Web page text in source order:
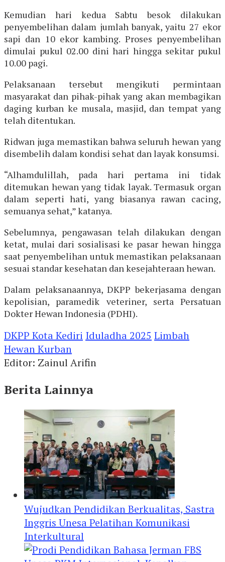
Kemudian hari kedua Sabtu besok dilakukan
penyembelihan dalam jumlah banyak, yaitu 27 ekor
sapi dan 10 ekor kambing. Proses penyembelihan
dimulai pukul 02.00 dini hari hingga sekitar pukul
10.00 pagi.
Pelaksanaan tersebut mengikuti permintaan
masyarakat dan pihak-pihak yang akan membagikan
daging kurban ke musala, masjid, dan tempat yang
telah ditentukan.
Ridwan juga memastikan bahwa seluruh hewan yang
disembelih dalam kondisi sehat dan layak konsumsi.
“Alhamdulillah, pada hari pertama ini tidak
ditemukan hewan yang tidak layak. Termasuk organ
dalam seperti hati, yang biasanya rawan cacing,
semuanya sehat,” katanya.
Sebelumnya, pengawasan telah dilakukan dengan
ketat, mulai dari sosialisasi ke pasar hewan hingga
saat penyembelihan untuk memastikan pelaksanaan
sesuai standar kesehatan dan kesejahteraan hewan.
Dalam pelaksanaannya, DKPP bekerjasama dengan
kepolisian, paramedik veteriner, serta Persatuan
Dokter Hewan Indonesia (PDHI).
DKPP Kota Kediri Iduladha 2025 Limbah
Hewan Kurban
Editor: Zainul Arifin
Berita Lainnya
Wujudkan Pendidikan Berkualitas, Sastra
Inggris Unesa Pelatihan Komunikasi
Interkultural